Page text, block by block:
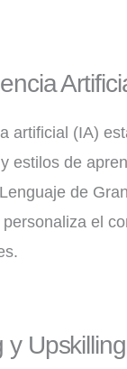
artificial (IA)
estilos de
de
personaliza el
y